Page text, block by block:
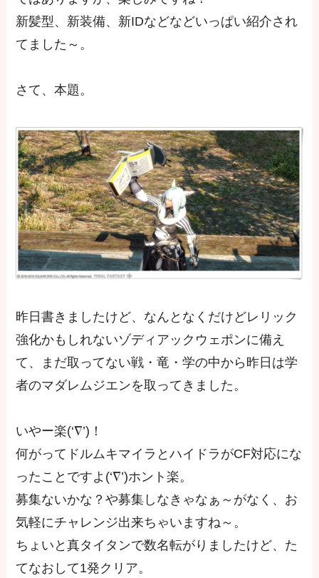
新髪型、新装備、新IDなどなどいっぱい紹介され
てました～。
さて、本題。
昨日書きましたけど、なんとなくだけどレリック
強化かもしれないゾディアックウェポンに備え
て、まだ取ってない戦・竜・学の中から昨日は学
者のマダレムジエンを取ってきました。
いやー楽(‘∇’)！
何がってドルムキマイラとハイドラがCF対応にな
ったことですよ(‘∇’)ホント楽。
募集ないかな？や募集しなきゃなぁ～がなく、お
気軽にチャレンジ出来ちゃいますね～。
ちょいと真タイタンで数名転がりましたけど、た
てなおして1発クリア。